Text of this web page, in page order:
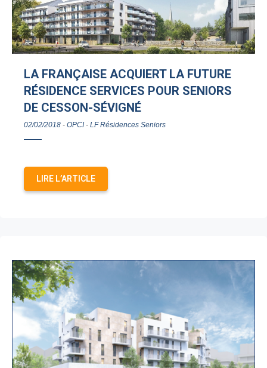
LA FRANÇAISE ACQUIERT LA FUTURE
RÉSIDENCE SERVICES POUR SENIORS
DE CESSON-SÉVIGNÉ
02/02/2018 - OPCI- LF Résidences Seniors
LIRE L’ARTICLE